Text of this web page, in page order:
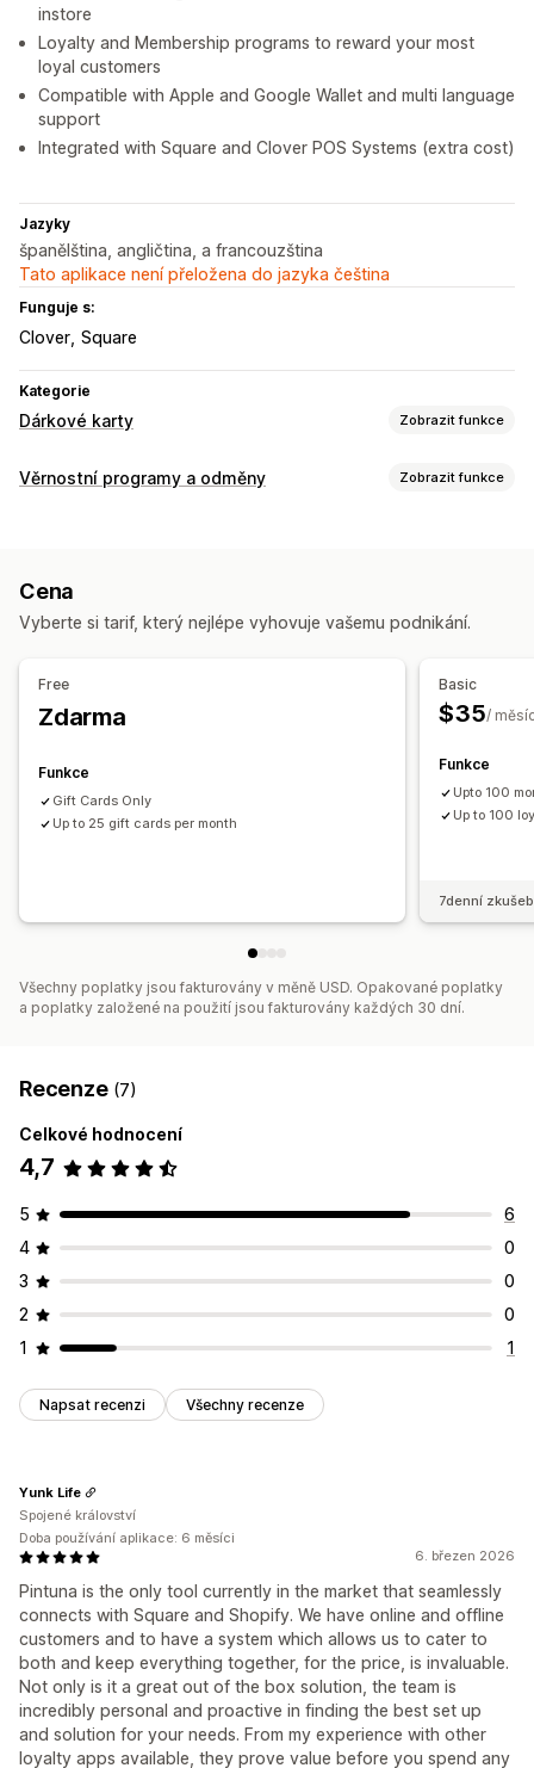
instore
Loyalty and Membership programs to reward your most
loyal customers
Compatible with Apple and Google Wallet and multi language
support
Integrated with Square and Clover POS Systems (extra cost)
Jazyky
španělština, angličtina, a francouzština
Tato aplikace není přeložena do jazyka čeština
Funguje s:
Clover Square
Kategorie
Dárkové karty Zobrazit funkce
Typy karet
Vlastní částky
Stránka zůstatku
Dárkové zprávy Import dárkových karet
Vlastní datum
Věrnostní programy a odměny Zobrazit funkce
Cena
Vyberte si tarif, který nejlépe vyhovuje vašemu podnikání.
Free
Zdarma
Funkce
Gift Cards Only
Up to 25 gift cards per month
Basic
$35/
Funkce
Upto 100
Up to 100
7denní
Všechny poplatky jsou fakturovány v měně USD. Opakované poplatky
a poplatky založené na použití jsou fakturovány každých 30 dní.
Recenze (7)
Celkové hodnocení
4,7
5
6
4
0
3
0
2
0
1
1
Napsat recenzi Všechny recenze
6. březen 2026
Pintuna is the only tool currently in the market that seamlessly
connects with Square and Shopify. We have online and offline
customers and to have a system which allows us to cater to
both and keep everything together, for the price, is invaluable.
Not only is it a great out of the box solution, the team is
incredibly personal and proactive in finding the best set up
and solution for your needs. From my experience with other
loyalty apps available, they prove value before you spend any
Yunk Life
Spojené království
Doba používání aplikace: 6 měsíci